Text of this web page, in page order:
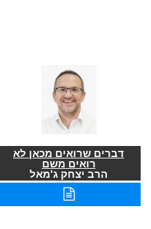
דברים שרואים מכאן לא
רואים משם
הרב יצחק ג'מאל